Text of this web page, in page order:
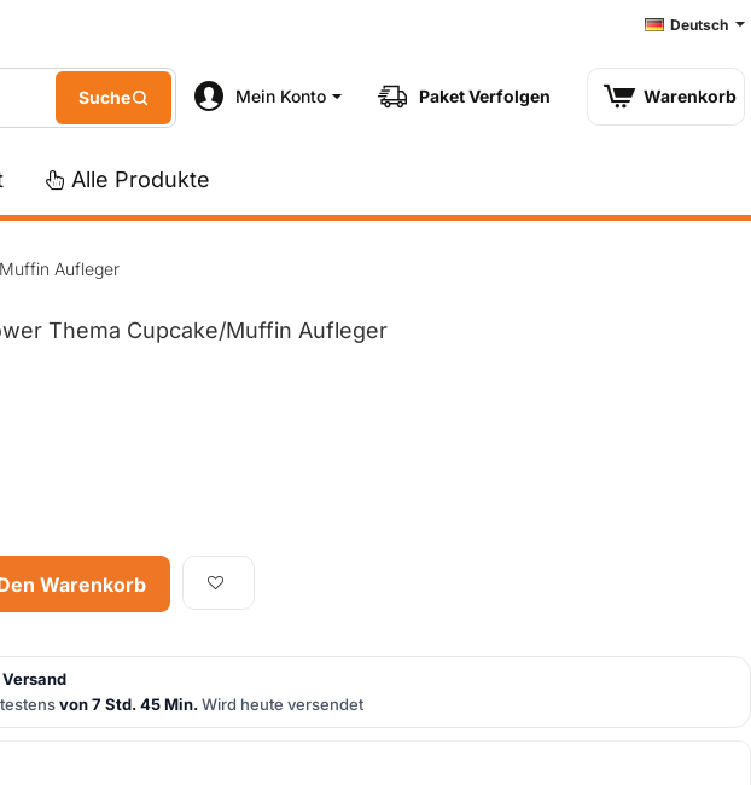
Deutsch
Mein Konto Paket Verfolgen Warenkorb
Alle Produkte
Aufleger
Thema Cupcake/Muffin Aufleger
Warenkorb
von 7 Std. 45 Min.Wird heute versendet